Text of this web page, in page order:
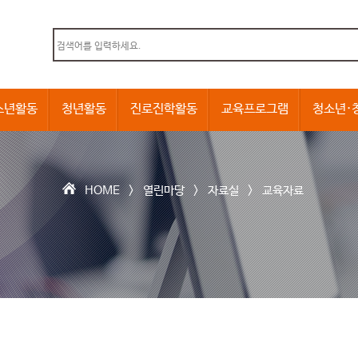
년활동 청년활동 진로진학활동 교육프로그램 청소년·
HOME >열린마당>자료실>교육자료